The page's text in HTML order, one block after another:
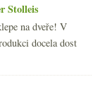
Stolleis
na dveře! V
docela dost